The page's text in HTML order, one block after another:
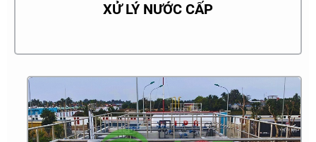
XỬ LÝ NƯỚC CẤP